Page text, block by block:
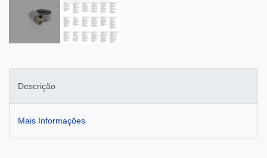
Descrição
Mais Informações